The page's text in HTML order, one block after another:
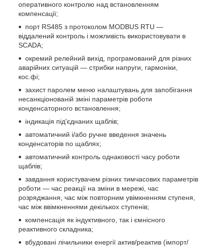
оперативного контролю над встановленням
компенсації;
порт RS485 з протоколом MODBUS RTU —
віддалений контроль і можливість використовувати в
SCADA;
окремий релейний вихід, програмований для різних
аварійних ситуацій — стрибки напруги, гармоніки,
кос.фі;
захист паролем меню налаштувань для запобігання
несанкціонованій зміні параметрів роботи
конденсаторного встановлення;
індикація під'єднаних щаблів;
автоматичний і/або ручне введення значень
конденсаторів по щаблях;
автоматичний контроль однаковості часу роботи
щаблів;
завдання користувачем різних тимчасових параметрів
роботи — час реакції на зміни в мережі, час
розряджання, час між повторним увімкненням ступеня,
час між ввімкненнями декількох ступенів;
компенсація як індуктивного, так і ємнісного
реактивного складника;
вбудовані лічильники енергії актив/реактив (імпорт/